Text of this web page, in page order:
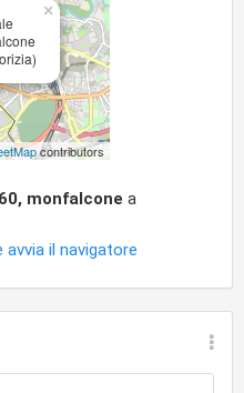
×
contributors
monfalcone a
avvia il navigatore